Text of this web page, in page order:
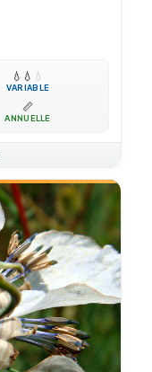
💧 💧 💧
VARIABLE
📏
ANNUELLE